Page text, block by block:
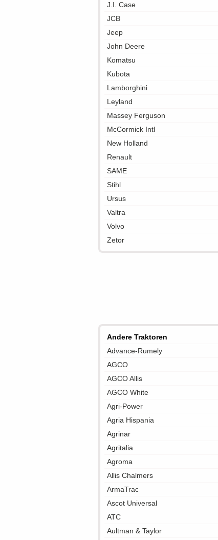
J.I. Case
JCB
Jeep
John Deere
Komatsu
Kubota
Lamborghini
Leyland
Massey Ferguson
McCormick Intl
New Holland
Renault
SAME
Stihl
Ursus
Valtra
Volvo
Zetor
Andere Traktoren
Advance-Rumely
AGCO
AGCO Allis
AGCO White
Agri-Power
Agria Hispania
Agrinar
Agritalia
Agroma
Allis Chalmers
ArmaTrac
Ascot Universal
ATC
Aultman & Taylor